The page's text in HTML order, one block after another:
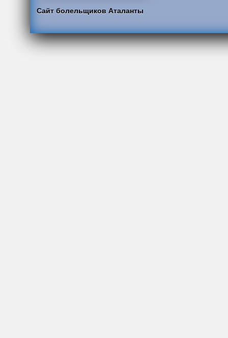
Сайт болельщиков Аталанты